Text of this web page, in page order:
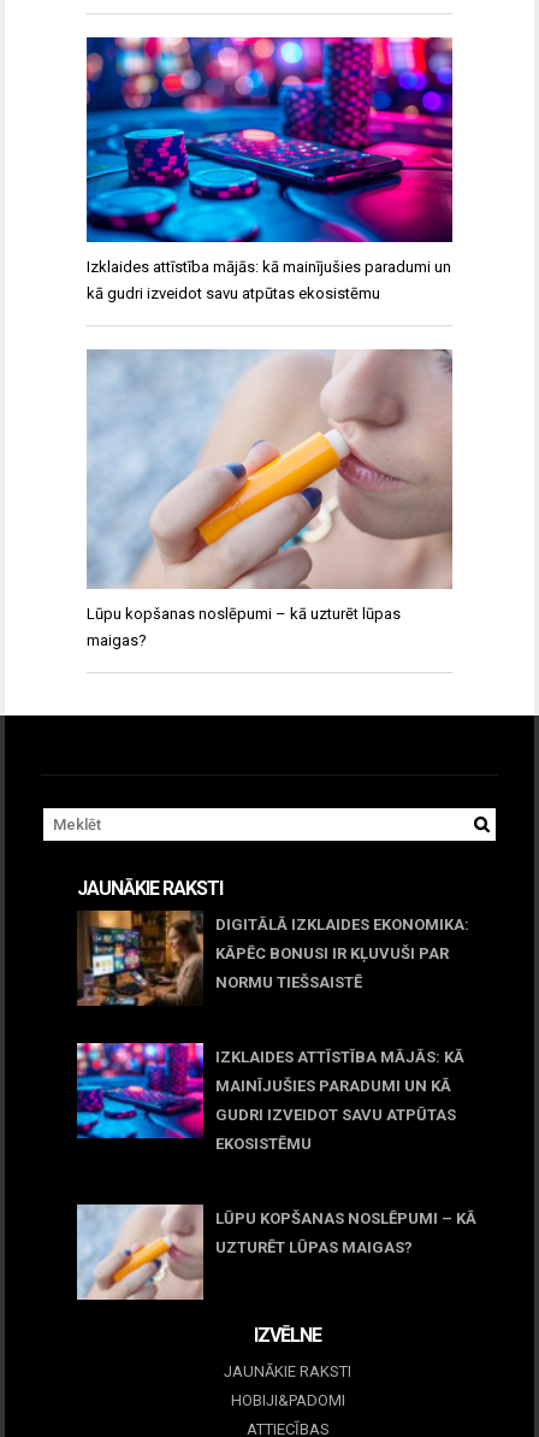
Izklaides attīstība mājās: kā mainījušies paradumi un
kā gudri izveidot savu atpūtas ekosistēmu
Lūpu kopšanas noslēpumi – kā uzturēt lūpas
maigas?
JAUNĀKIE RAKSTI
DIGITĀLĀ IZKLAIDES EKONOMIKA:
KĀPĒC BONUSI IR KĻUVUŠI PAR
NORMU TIEŠSAISTĒ
IZKLAIDES ATTĪSTĪBA MĀJĀS: KĀ
MAINĪJUŠIES PARADUMI UN KĀ
GUDRI IZVEIDOT SAVU ATPŪTAS
EKOSISTĒMU
LŪPU KOPŠANAS NOSLĒPUMI – KĀ
UZTURĒT LŪPAS MAIGAS?
IZVĒLNE
JAUNĀKIE RAKSTI
HOBIJI&PADOMI
ATTIECĪBAS